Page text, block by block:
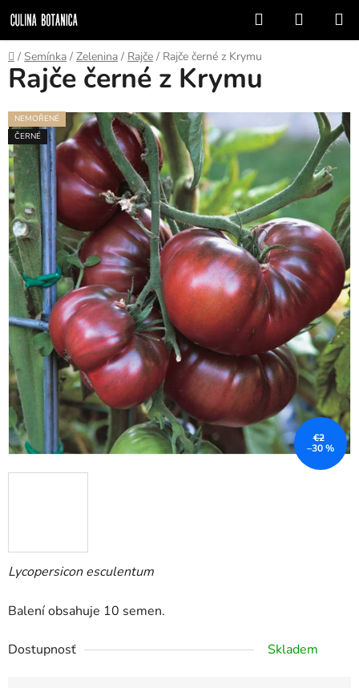
na
obsah
Hľadať
KOŠÍK
Domov
/ Semínka / Zelenina / Rajče / Rajče černé z Krymu
Lycopersicon esculentum
Balení obsahuje 10 semen.
Dostupnosť Skladem
Rajče černé z Krymu
NEMOŘENÉ
ČERNÉ
€2
–30 %